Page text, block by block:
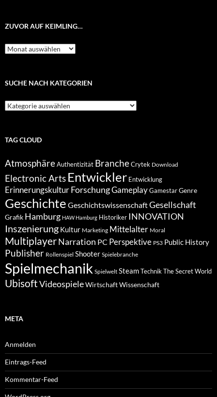
ZUVOR AUF KEIMLING…
Zuvor
auf
SUCHE NACH KATEGORIEN
Suche
nach
TAG CLOUD
Atmosphäre Authentizität Branche Crytek Download
Electronic Arts Entwickler Entwicklung
Erinnerungskultur ForschungGameplay Gamestar Genre
Geschichte GeschichtswissenschaftGesellschaft
Grafik Hamburg HAW Hamburg Historiker INNOVATION
Inszenierung Kultur Marketing Mittelalter Moral
MultiplayerNarration PC Perspektive PS3 Public History
Publisher Rollenspiel Shooter Spielebranche
Spielmechanik Spielwelt Steam Technik The Secret World
UbisoftVideospieleWirtschaftWissenschaft
META
Anmelden
Eintrags-Feed
Kommentar-Feed